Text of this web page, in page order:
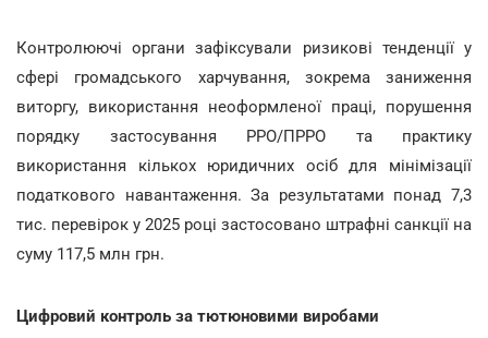
Контролюючі органи зафіксували ризикові тенденції у
сфері громадського харчування, зокрема заниження
виторгу, використання неоформленої праці, порушення
порядку застосування РРО/ПРРО та практику
використання кількох юридичних осіб для мінімізації
податкового навантаження. За результатами понад 7,3
тис. перевірок у 2025 році застосовано штрафні санкції на
суму 117,5 млн грн.
Цифровий контроль за тютюновими виробами